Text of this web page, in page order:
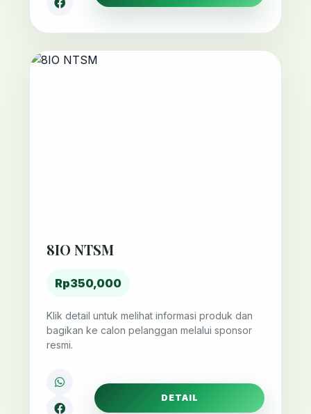
8IO NTSM
Rp350,000
Klik detail untuk melihat informasi produk dan
bagikan ke calon pelanggan melalui sponsor
resmi.
DETAIL